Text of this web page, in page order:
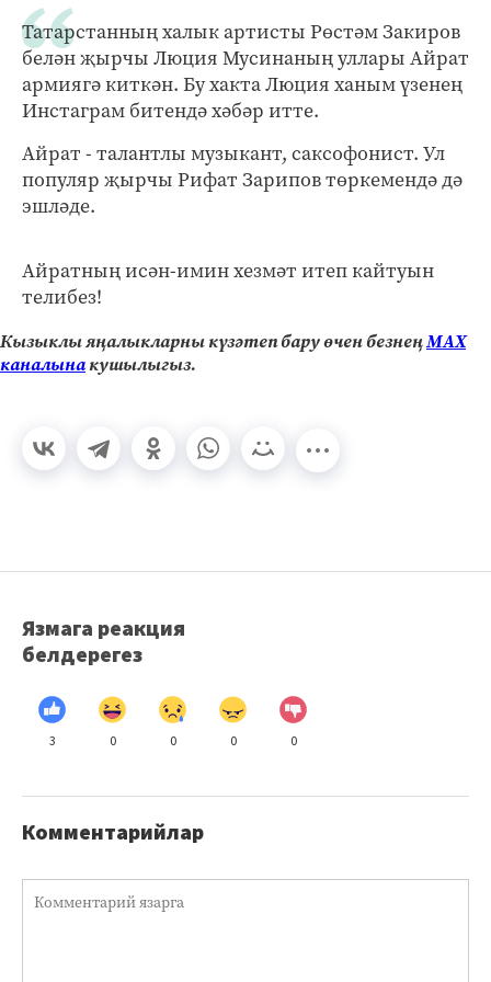
Татарстанның халык артисты Рөстәм Закиров
белән җырчы Люция Мусинаның уллары Айрат
армиягә киткән. Бу хакта Люция ханым үзенең
Инстаграм битендә хәбәр итте.
Айрат - талантлы музыкант, саксофонист. Ул
популяр җырчы Рифат Зарипов төркемендә дә
эшләде.
Айратның исән-имин хезмәт итеп кайтуын
телибез!
Кызыклы яңалыкларны күзәтеп бару өчен безнеңМАХ
каналынакушылыгыз.
Язмага реакция
белдерегез
3 0 0 0 0
Комментарийлар